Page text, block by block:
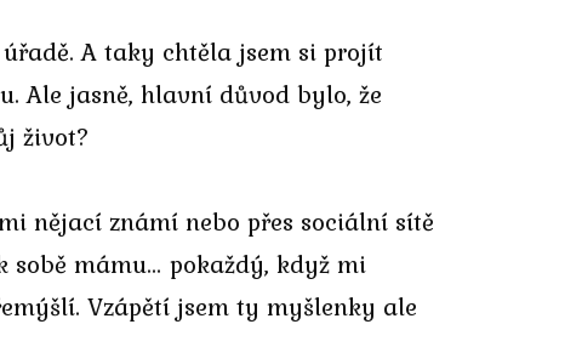
A taky chtěla jsem si projít
Ale jasně, hlavní důvod bylo, že
život?
nějací známí nebo přes sociální sítě
mámu… pokaždý, když mi
Vzápětí jsem ty myšlenky ale